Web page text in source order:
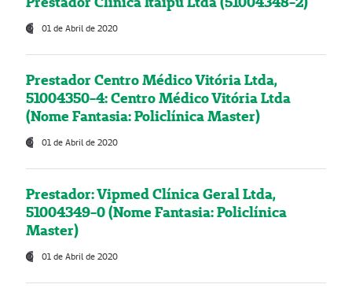
01 de Abril de 2020
Prestador Centro Médico Vitória Ltda,
51004350-4: Centro Médico Vitória Ltda
(Nome Fantasia: Policlínica Master)
01 de Abril de 2020
Prestador: Vipmed Clínica Geral Ltda,
51004349-0 (Nome Fantasia: Policlínica
Master)
01 de Abril de 2020